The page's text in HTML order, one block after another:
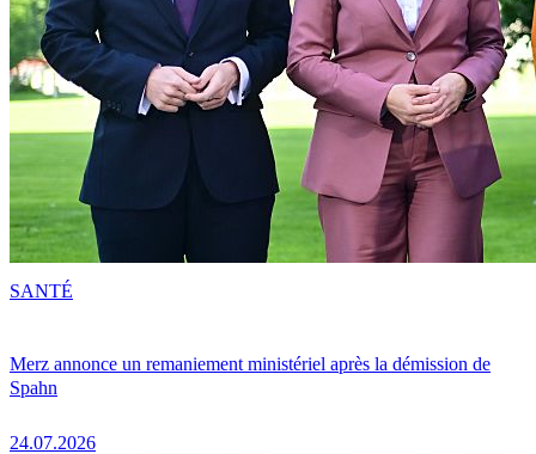
Merz annonce un remaniement ministériel après la démission de
Spahn
24.07.2026
SANTÉ